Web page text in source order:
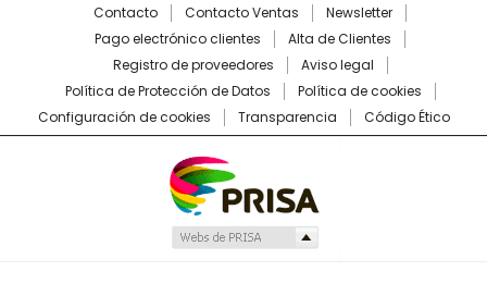
Contacto Contacto Ventas
Newsletter
Pago electrónico clientes
Alta de Clientes
Registro de proveedores
Aviso legal
Política de Protección de Datos
Política de cookies
Configuración de cookies
Transparencia Código Ético